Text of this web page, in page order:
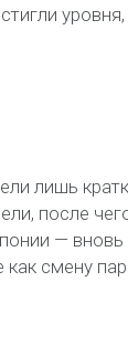
лишь
после
—
как смену